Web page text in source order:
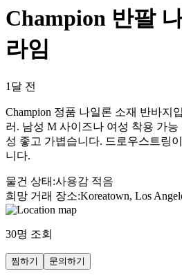
Champion 반팔
라임
1달 전
Champion 정품 나일론 소재 반바지
러. 남성 M 사이즈나 여성 착용 가능
성 좋고 가볍습니다. 드로우스트링
니다.
물건 상태 :사용감 적음
희망 거래 장소:Koreatown, Los
30명 조회
찜하기 문의하기